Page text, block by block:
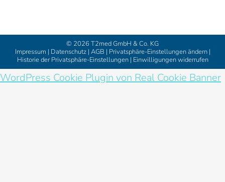
© 2026 T2med GmbH & Co. KG
Impressum | Datenschutz| AGB | Privatsphäre-Einstellungen ändern|
Historie der Privatsphäre-Einstellungen| Einwilligungen widerrufen
WordPress Cookie Plugin von Real Cookie Banner